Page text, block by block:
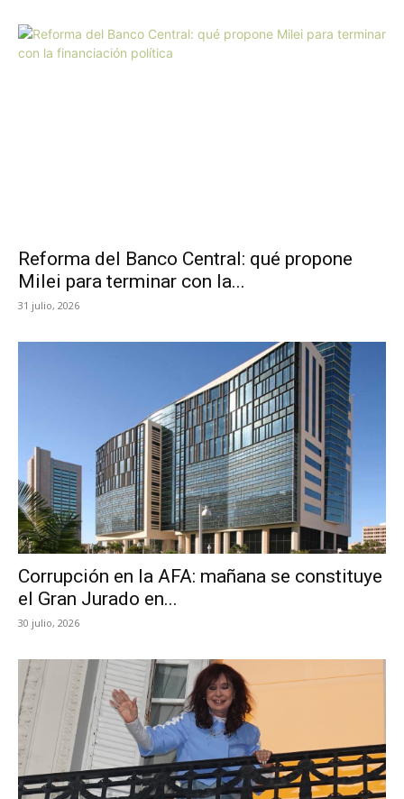
Reforma del Banco Central: qué propone
Milei para terminar con la...
31 julio, 2026
Corrupción en la AFA: mañana se constituye
el Gran Jurado en...
30 julio, 2026